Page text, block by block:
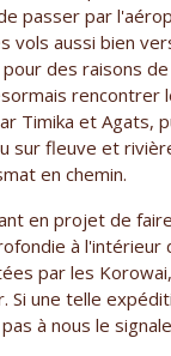
passer par
vols aussi bien
des raisons
rencontrer
Timika et Agats,
sur fleuve et
en chemin.
en projet de
à l'intérieur
par les
Si une telle
à nous le